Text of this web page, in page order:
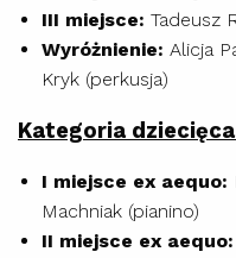
III miejsce: Tadeusz
Wyróżnienie: Alicja
Kryk (perkusja)
Kategoria
I miejsce ex aequo:
Machniak (pianino)
II miejsce ex aequo: